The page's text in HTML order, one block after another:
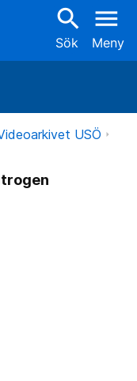
search
Sök
menu
Meny
USÖ